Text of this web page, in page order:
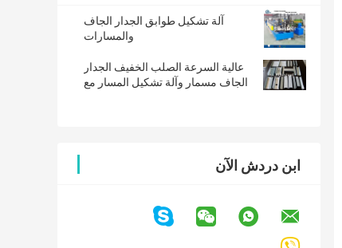
آلة تشكيل طوابق الجدار الجاف
والمسارات
عالية السرعة الصلب الخفيف الجدار
الجاف مسمار وآلة تشكيل المسار مع
ابن دردش الآن